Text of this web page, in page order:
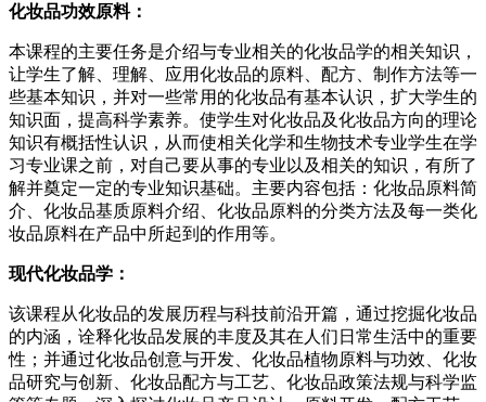
化妆品功效原料：
本课程的主要任务是介绍与专业相关的化妆品学的相关知识，
让学生了解、理解、应用化妆品的原料、配方、制作方法等一
些基本知识，并对一些常用的化妆品有基本认识，扩大学生的
知识面，提高科学素养。使学生对化妆品及化妆品方向的理论
知识有概括性认识，从而使相关化学和生物技术专业学生在学
习专业课之前，对自己要从事的专业以及相关的知识，有所了
解并奠定一定的专业知识基础。主要内容包括：化妆品原料简
介、化妆品基质原料介绍、化妆品原料的分类方法及每一类化
妆品原料在产品中所起到的作用等。
现代化妆品学：
该课程从化妆品的发展历程与科技前沿开篇，通过挖掘化妆品
的内涵，诠释化妆品发展的丰度及其在人们日常生活中的重要
性；并通过化妆品创意与开发、化妆品植物原料与功效、化妆
品研究与创新、化妆品配方与工艺、化妆品政策法规与科学监